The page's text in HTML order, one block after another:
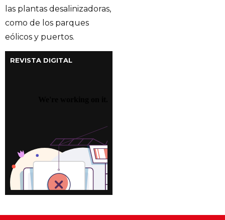
las plantas desalinizadoras,
como de los parques
eólicos y puertos.
REVISTA DIGITAL